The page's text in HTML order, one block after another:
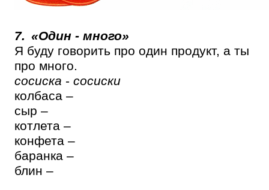
7. «Один - много»
Я буду говорить про один продукт, а ты
про много.
сосиска - сосиски
колбаса –
сыр –
котлета –
конфета –
баранка –
блин –